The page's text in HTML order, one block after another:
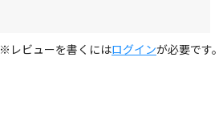
※レビューを書くにはログインが必要です。